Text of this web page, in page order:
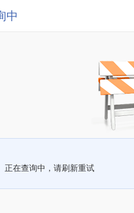
中
正在查询中，请刷新重试